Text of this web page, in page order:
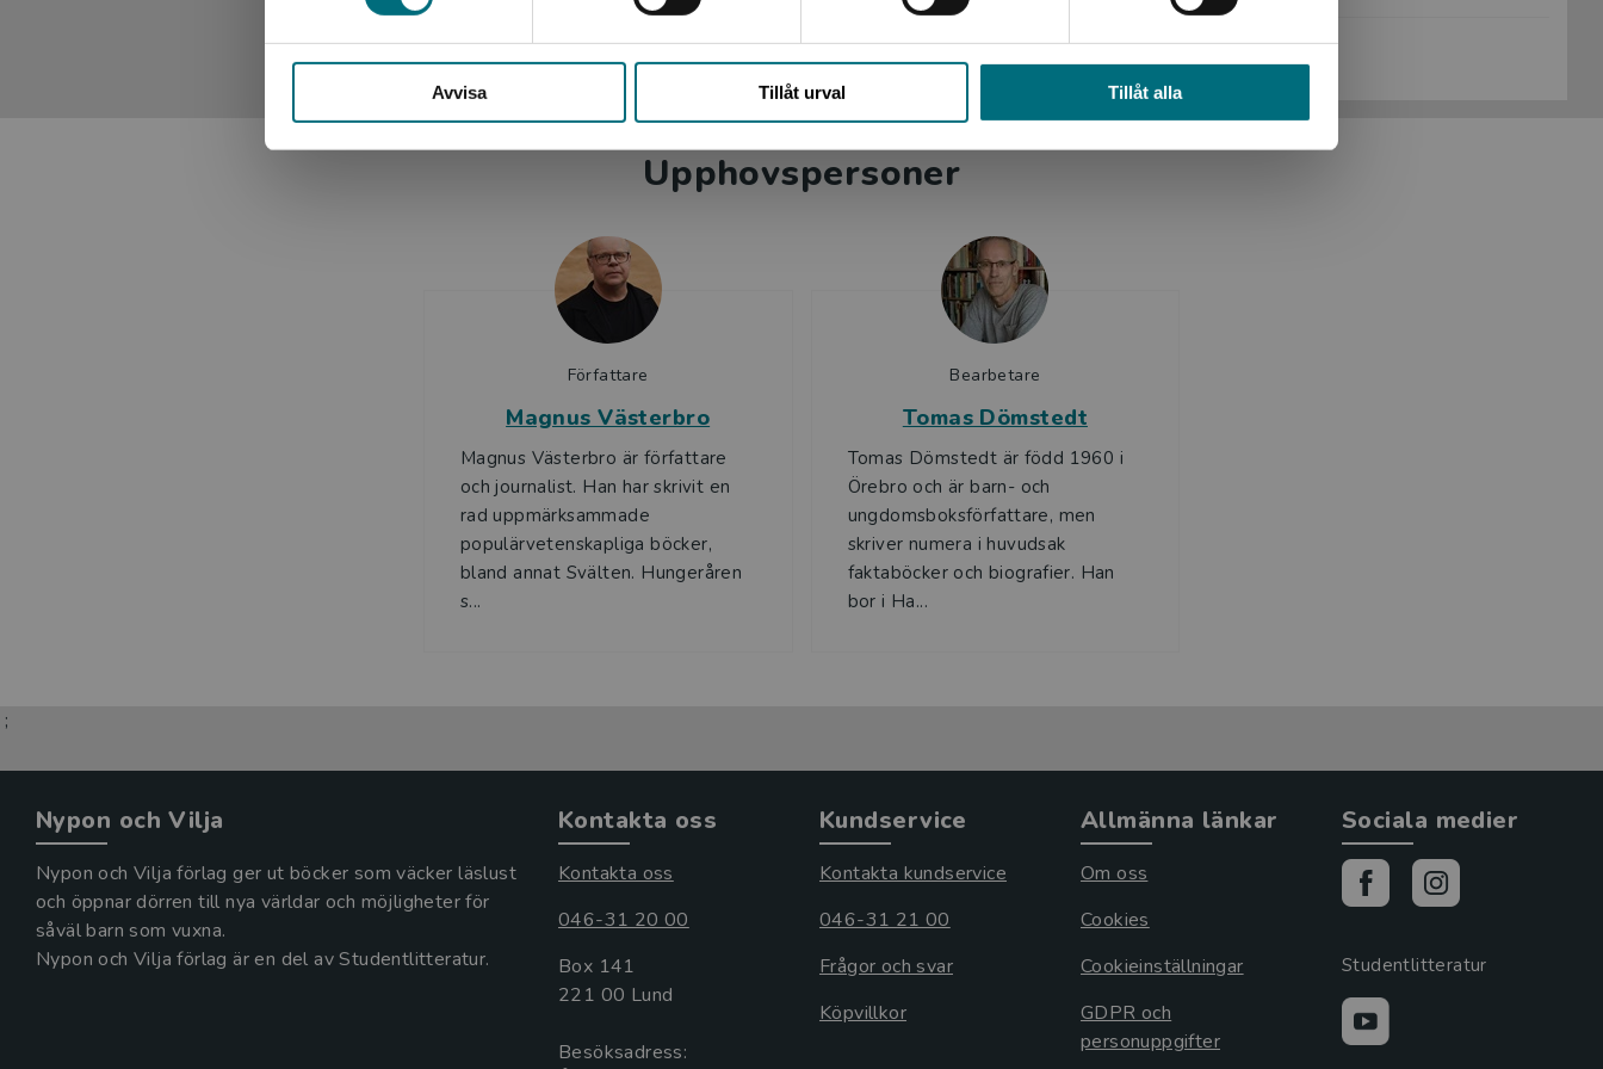
Avvisa Tillåt urval Tillåt alla
Skickligt skrivet, initierat, och förmedlar en stark tidsnärvaro.
Köp- och leveransvillkor
Upphovspersoner
Författare
Magnus Västerbro
Magnus Västerbro är författare
och journalist. Han har skrivit en
rad uppmärksammade
populärvetenskapliga böcker,
bland annat Svälten. Hungeråren
s...
Bearbetare
Tomas Dömstedt
Tomas Dömstedt är född 1960 i
Örebro och är barn- och
ungdomsboksförfattare, men
skriver numera i huvudsak
faktaböcker och biografier. Han
bor i Ha...
;
Nypon och Vilja
Nypon och Vilja förlag ger ut böcker som väcker läslust
och öppnar dörren till nya världar och möjligheter för
såväl barn som vuxna.
Nypon och Vilja förlag är en del av Studentlitteratur.
Kontakta oss
Kontakta oss
046-31 20 00
Box 141
221 00 Lund
Besöksadress:
Kundservice
Kontakta kundservice
046-31 21 00
Frågor och svar
Köpvillkor
Allmänna länkar
Om oss
Cookies
Cookieinställningar
GDPR och
personuppgifter
Sociala medier
Studentlitteratur